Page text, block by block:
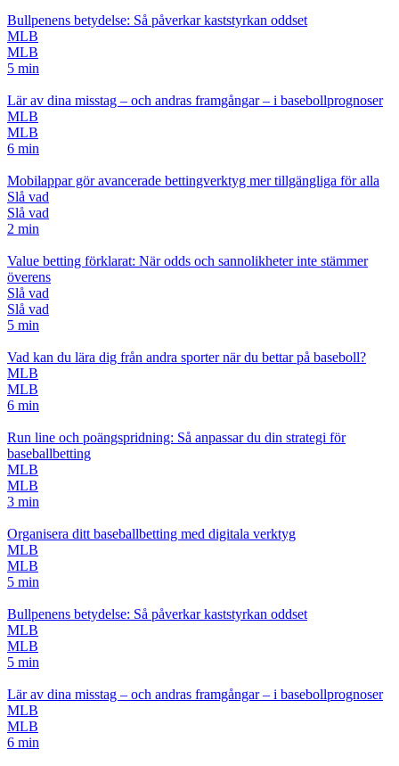
Bullpenens betydelse: Så påverkar kaststyrkan oddset
MLB
MLB
5 min
Lär av dina misstag – och andras framgångar – i basebollprognoser
MLB
MLB
6 min
Mobilappar gör avancerade bettingverktyg mer tillgängliga för alla
Slå vad
Slå vad
2 min
Value betting förklarat: När odds och sannolikheter inte stämmer
överens
Slå vad
Slå vad
5 min
Vad kan du lära dig från andra sporter när du bettar på baseboll?
MLB
MLB
6 min
Run line och poängspridning: Så anpassar du din strategi för
baseballbetting
MLB
MLB
3 min
Organisera ditt baseballbetting med digitala verktyg
MLB
MLB
5 min
Bullpenens betydelse: Så påverkar kaststyrkan oddset
MLB
MLB
5 min
Lär av dina misstag – och andras framgångar – i basebollprognoser
MLB
MLB
6 min